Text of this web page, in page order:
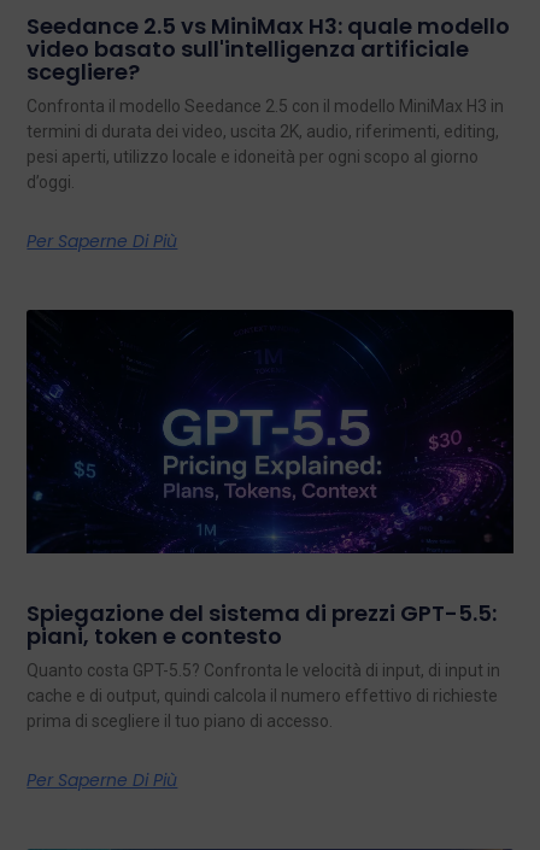
Seedance 2.5 vs MiniMax H3: quale modello
video basato sull'intelligenza artificiale
scegliere?
Confronta il modello Seedance 2.5 con il modello MiniMax H3 in
termini di durata dei video, uscita 2K, audio, riferimenti, editing,
pesi aperti, utilizzo locale e idoneità per ogni scopo al giorno
d’oggi.
Per Saperne Di Più
Spiegazione del sistema di prezzi GPT-5.5:
piani, token e contesto
Quanto costa GPT-5.5? Confronta le velocità di input, di input in
cache e di output, quindi calcola il numero effettivo di richieste
prima di scegliere il tuo piano di accesso.
Per Saperne Di Più